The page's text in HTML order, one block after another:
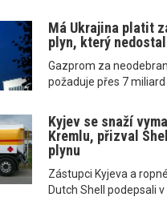
Má Ukrajina platit
plyn, který
Gazprom za
požaduje přes 7 miliard
Kyjev se snaží
Kremlu, přizval
plynu
Zástupci Kyjeva a
Dutch Shell podepsali v